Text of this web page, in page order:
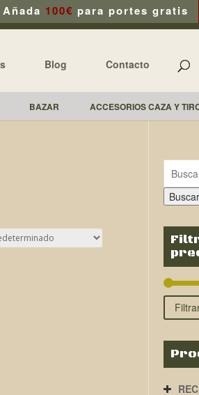
Añada 100€ para portes gratis
Blog Contacto
BAZAR ACCESORIOS CAZA Y
Buscar